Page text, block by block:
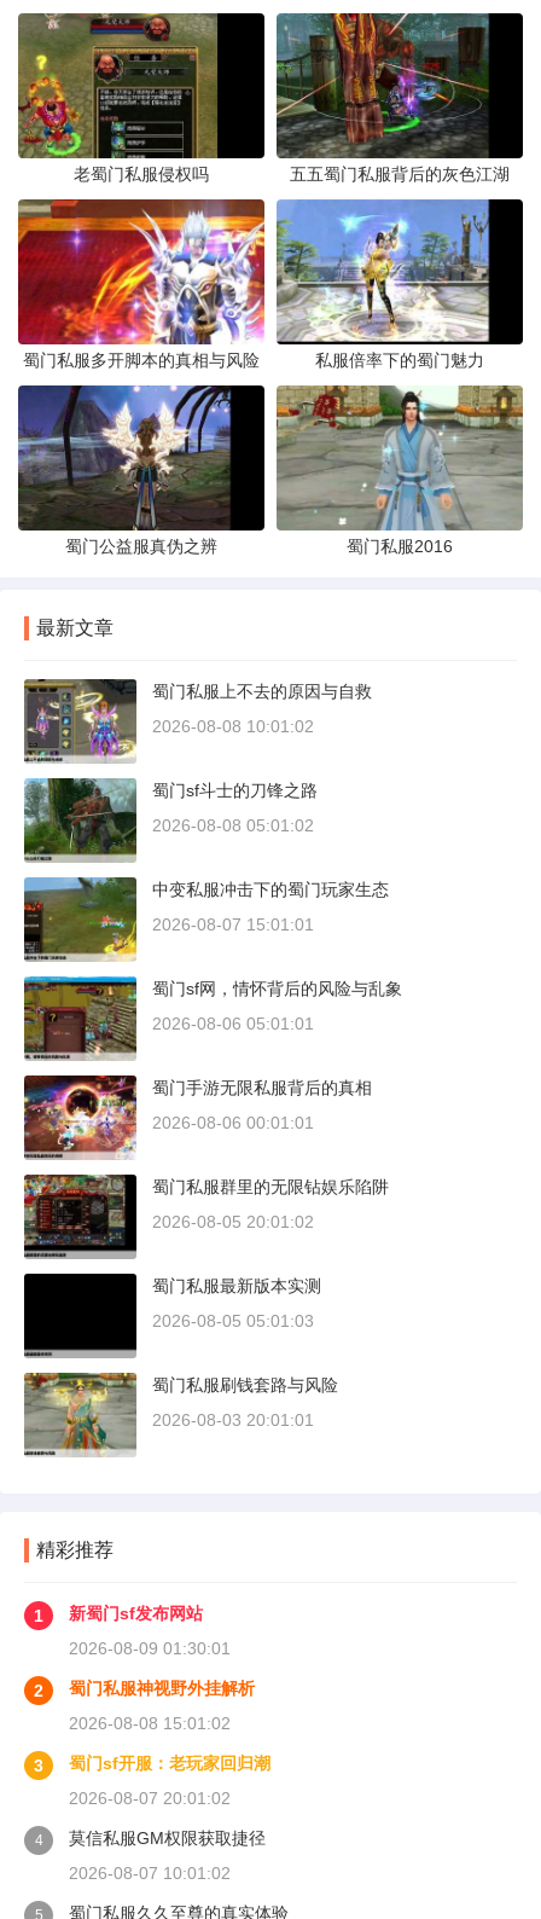
老蜀门私服侵权吗 五五蜀门私服背后的灰色江湖
蜀门私服多开脚本的真相与风险 私服倍率下的蜀门魅力
蜀门公益服真伪之辨 蜀门私服2016
最新文章
蜀门私服上不去的原因与自救
2026-08-08 10:01:02
蜀门sf斗士的刀锋之路
2026-08-08 05:01:02
中变私服冲击下的蜀门玩家生态
2026-08-07 15:01:01
蜀门sf网，情怀背后的风险与乱象
2026-08-06 05:01:01
蜀门手游无限私服背后的真相
2026-08-06 00:01:01
蜀门私服群里的无限钻娱乐陷阱
2026-08-05 20:01:02
蜀门私服最新版本实测
2026-08-05 05:01:03
蜀门私服刷钱套路与风险
2026-08-03 20:01:01
精彩推荐
1
新蜀门sf发布网站
2026-08-09 01:30:01
2
蜀门私服神视野外挂解析
2026-08-08 15:01:02
3
蜀门sf开服：老玩家回归潮
2026-08-07 20:01:02
4
莫信私服GM权限获取捷径
2026-08-07 10:01:02
5 蜀门私服久久至尊的真实体验